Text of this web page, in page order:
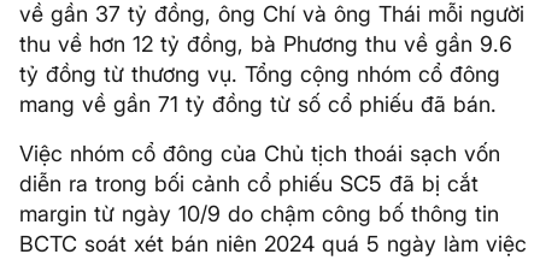
về gần 37 tỷ đồng, ông Chí và ông Thái mỗi người
thu về hơn 12 tỷ đồng, bà Phương thu về gần 9.6
tỷ đồng từ thương vụ. Tổng cộng nhóm cổ đông
mang về gần 71 tỷ đồng từ số cổ phiếu đã bán.
Việc nhóm cổ đông của Chủ tịch thoái sạch vốn
diễn ra trong bối cảnh cổ phiếu SC5 đã bị cắt
margin từ ngày 10/9 do chậm công bố thông tin
BCTC soát xét bán niên 2024 quá 5 ngày làm việc